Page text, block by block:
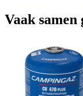
Vaak samen